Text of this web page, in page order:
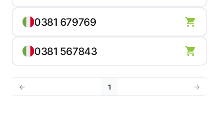
0381 679769
0381 567843
1